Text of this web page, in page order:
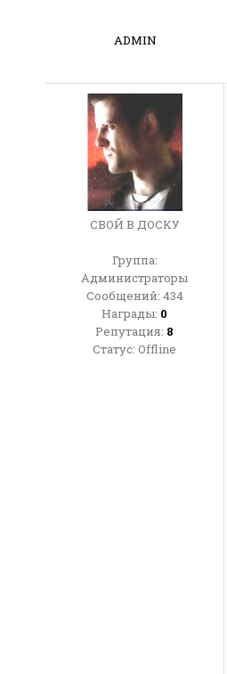
ADMIN
СВОЙ В ДОСКУ
Группа:
Администраторы
Сообщений: 434
Награды: 0
Репутация: 8
Статус: Offline